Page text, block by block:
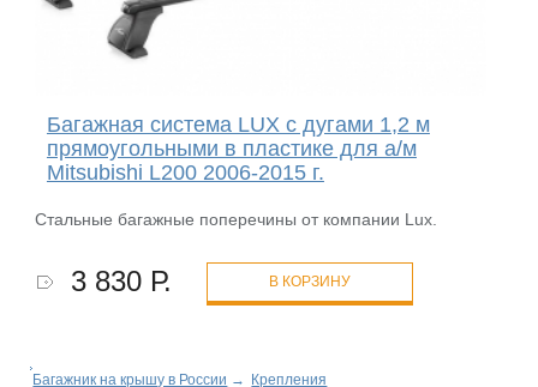
Багажная система LUX с дугами 1,2 м
прямоугольными в пластике для а/м
Mitsubishi L200 2006-2015 г.
Стальные багажные поперечины от компании Lux.
3 830 Р. В КОРЗИНУ
Багажник на крышу в России → Крепления